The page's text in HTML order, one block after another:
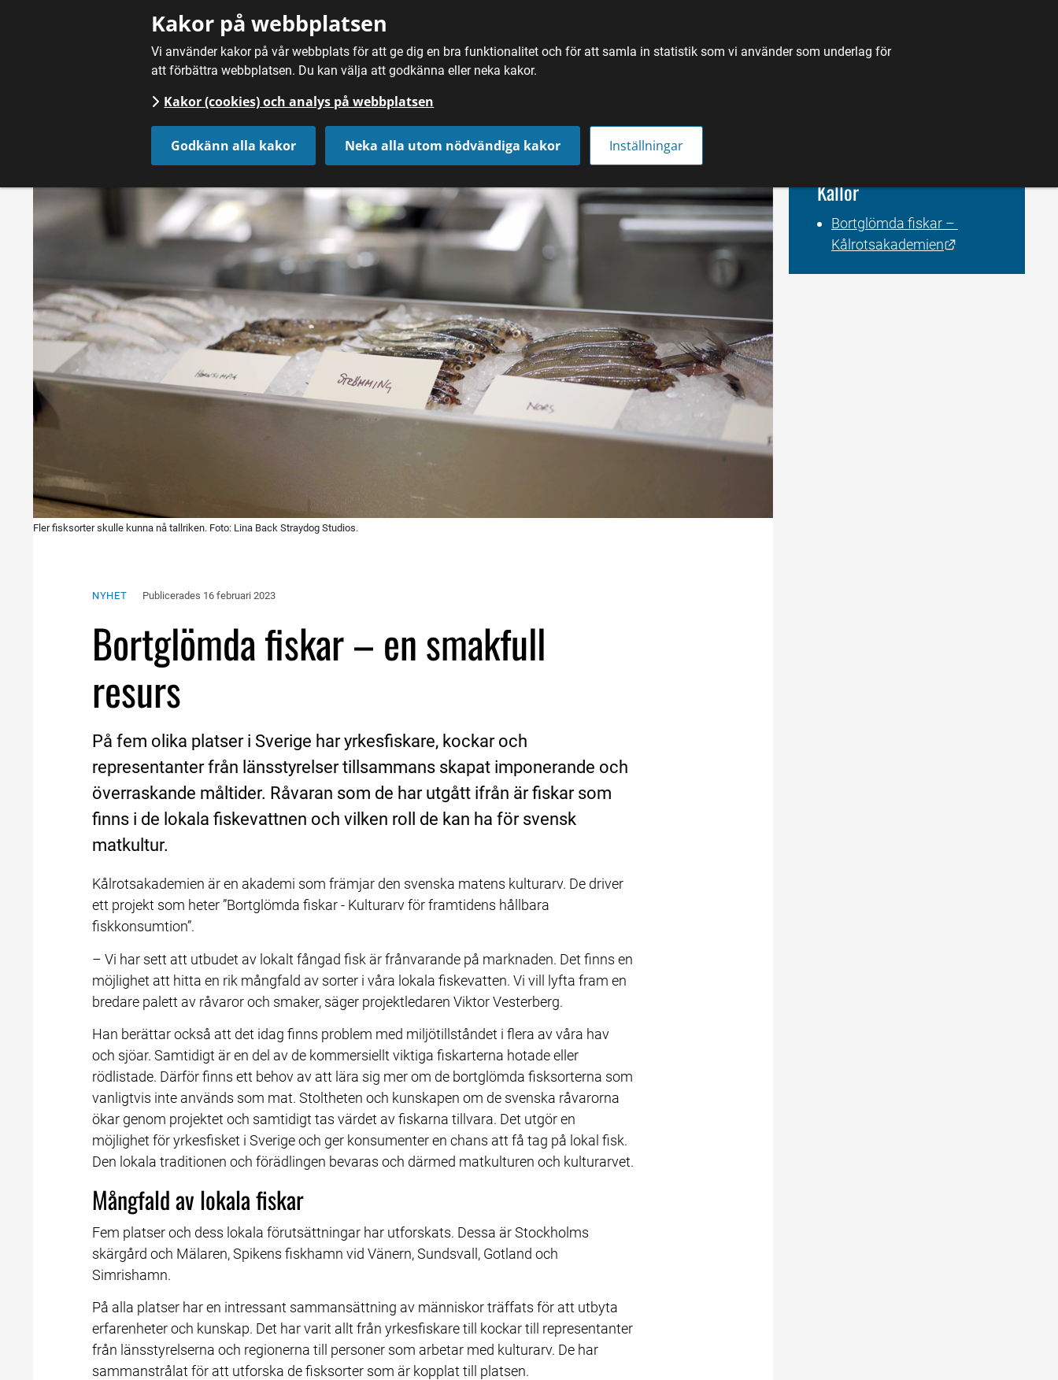
Kakor på webbplatsen
Vi använder kakor på vår webbplats för att ge dig en bra funktionalitet och för att samla in statistik som vi använder som underlag för
att förbättra webbplatsen. Du kan välja att godkänna eller neka kakor.
Kakor (cookies) och analys på webbplatsen
Godkänn alla kakor Neka alla utom nödvändiga kakor Inställningar
FÖRDJUPNING
Fler fisksorter skulle kunna nå tallriken. Foto: Lina Back Straydog Studios.
NYHET Publicerades 16 februari 2023
Bortglömda fiskar – en smakfull
resurs
På fem olika platser i Sverige har yrkesfiskare, kockar och
representanter från länsstyrelser tillsammans skapat imponerande och
överraskande måltider. Råvaran som de har utgått ifrån är fiskar som
finns i de lokala fiskevattnen och vilken roll de kan ha för svensk
matkultur.
Kålrotsakademien är en akademi som främjar den svenska matens kulturarv. De driver
ett projekt som heter ”Bortglömda fiskar - Kulturarv för framtidens hållbara
fiskkonsumtion”.
– Vi har sett att utbudet av lokalt fångad fisk är frånvarande på marknaden. Det finns en
möjlighet att hitta en rik mångfald av sorter i våra lokala fiskevatten. Vi vill lyfta fram en
bredare palett av råvaror och smaker, säger projektledaren Viktor Vesterberg.
Han berättar också att det idag finns problem med miljötillståndet i flera av våra hav
och sjöar. Samtidigt är en del av de kommersiellt viktiga fiskarterna hotade eller
rödlistade. Därför finns ett behov av att lära sig mer om de bortglömda fisksorterna som
vanligtvis inte används som mat. Stoltheten och kunskapen om de svenska råvarorna
ökar genom projektet och samtidigt tas värdet av fiskarna tillvara. Det utgör en
möjlighet för yrkesfisket i Sverige och ger konsumenter en chans att få tag på lokal fisk.
Den lokala traditionen och förädlingen bevaras och därmed matkulturen och kulturarvet.
Mångfald av lokala fiskar
Fem platser och dess lokala förutsättningar har utforskats. Dessa är Stockholms
skärgård och Mälaren, Spikens fiskhamn vid Vänern, Sundsvall, Gotland och
Simrishamn.
På alla platser har en intressant sammansättning av människor träffats för att utbyta
erfarenheter och kunskap. Det har varit allt från yrkesfiskare till kockar till representanter
från länsstyrelserna och regionerna till personer som arbetar med kulturarv. De har
sammanstrålat för att utforska de fisksorter som är kopplat till platsen.
Källor
Bortglömda fiskar –
Kålrotsakademien
Länk till annan